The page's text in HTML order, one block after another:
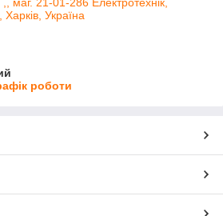
Україна
роботи